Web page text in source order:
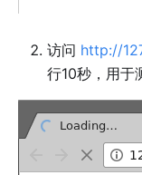
访问 http://
行10秒，用于